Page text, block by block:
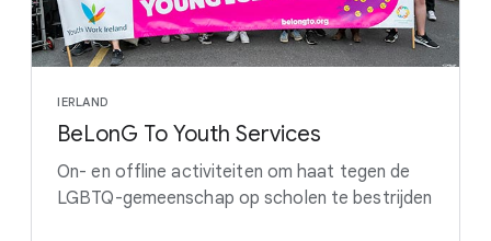
IERLAND
BeLonG To Youth Services
On- en offline activiteiten om haat tegen de
LGBTQ-gemeenschap op scholen te bestrijden